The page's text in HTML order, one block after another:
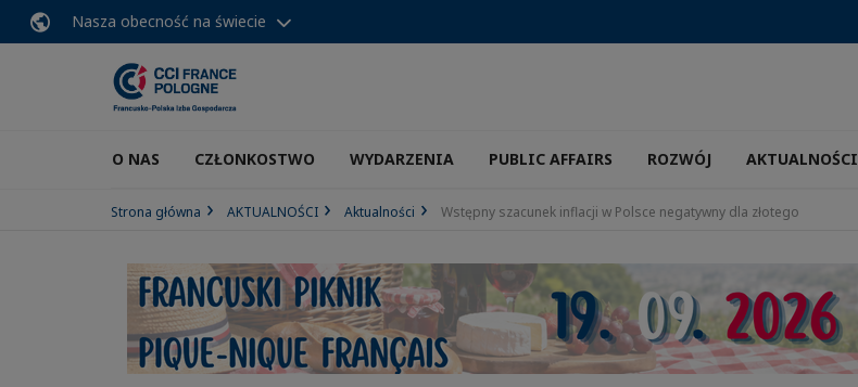
Nasza obecność na świecie
O NAS CZŁONKOSTWO WYDARZENIA PUBLIC AFFAIRS ROZWÓJ AKTUALNOŚCI
Strona główna AKTUALNOŚCI Aktualności Wstępny szacunek inflacji w Polsce negatywny dla złotego